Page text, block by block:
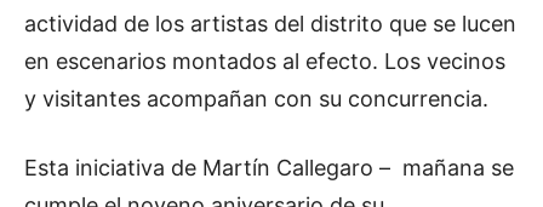
r
d
actividad de los artistas del distrito que se lucen
en escenarios montados al efecto. Los vecinos
y visitantes acompañan con su concurrencia.
Esta iniciativa de Martín Callegaro – mañana se